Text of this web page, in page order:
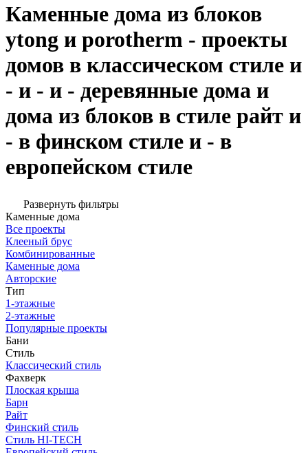
Каменные дома из блоков
ytong и porotherm - проекты
домов в классическом стиле и
- и - и - деревянные дома и
дома из блоков в стиле райт и
- в финском стиле и - в
европейском стиле
Развернуть фильтры
Каменные дома
Все проекты
Клееный брус
Комбинированные
Каменные дома
Авторские
Тип
1-этажные
2-этажные
Популярные проекты
Бани
Стиль
Классический стиль
Фахверк
Плоская крыша
Барн
Райт
Финский стиль
Стиль HI-TECH